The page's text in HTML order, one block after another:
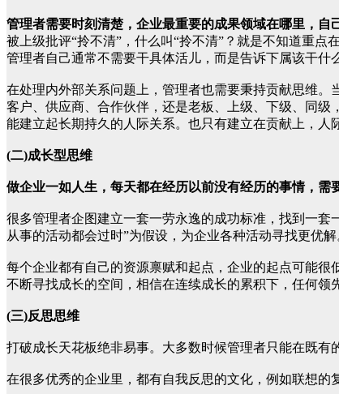
管理者需要时刻清楚，企业最重要的成果领域在哪里，自
被上级批评“拎不清”，什么叫“拎不清”？就是不知道重
管理者自己通常不需要干具体活儿，而是告诉下属该干什
在处理内外部关系问题上，管理者也需要秉持贡献思维
客户、供应商、合作伙伴，还是老板、上级、下级、同
能建立起长期持久的人际关系。也只有建立在贡献上，人
(二)成长型思维
做企业一如人生，每天都在经历以前没有经历的事情，需
很多管理者企图建立一套一劳永逸的成功标准，找到一
从事的活动都会过时”为假设，为企业各种活动寻找更优解
每个企业都有自己的资源禀赋和起点，企业的起点可能
不断寻找成长的空间，相信在连续成长的累积下，任何领
(三)反思思维
打破成长天花板绝非易事。大多数时候管理者只能在既有
在很多优秀的企业里，都有自我反思的文化，例如联想的